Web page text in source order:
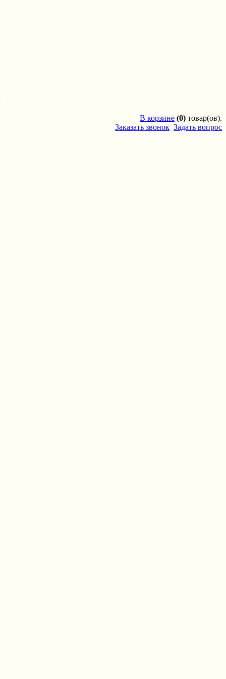
В корзине (0) товар(ов).
Заказать звонок Задать вопрос